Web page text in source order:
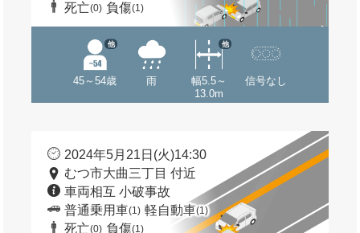
死亡(0) 負傷(1)
45～54歳
他
雨
幅5.5～
13.0m
他
信号なし
2024年5月21日(火)14:30
むつ市大曲三丁目 付近
車両相互 小破事故
普通乗用車(1) 軽自動車(1)
死亡(0) 負傷(1)